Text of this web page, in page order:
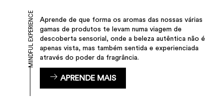
Aprende de que forma os aromas das nossas várias
gamas de produtos te levam numa viagem de
descoberta sensorial, onde a beleza autêntica não é
apenas vista, mas também sentida e experienciada
através do poder da fragrância.
APRENDE MAIS
MINDFUL EXPERIENCE